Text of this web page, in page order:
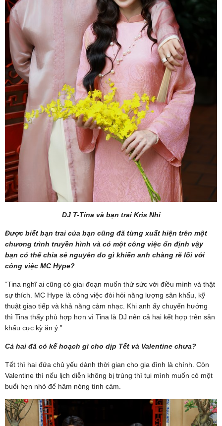
DJ T-Tina và bạn trai Kris Nhi
Được biết bạn trai của bạn cũng đã từng xuất hiện trên một
chương trình truyền hình và có một công việc ổn định vậy
bạn có thể chia sẻ nguyên do gì khiến anh chàng rẽ lối với
công việc MC Hype?
“Tina nghĩ ai cũng có giai đoạn muốn thử sức với điều mình và thật
sự thích. MC Hype là công việc đòi hỏi năng lượng sân khấu, kỹ
thuật giao tiếp và khả năng cảm nhạc. Khi anh ấy chuyển hướng
thì Tina thấy phù hợp hơn vì Tina là DJ nên cả hai kết hợp trên sân
khấu cực kỳ ăn ý.”
Cả hai đã có kế hoạch gì cho dịp Tết và Valentine chưa?
Tết thì hai đứa chủ yếu dành thời gian cho gia đình là chính. Còn
Valentine thì nếu lịch diễn không bị trùng thì tụi mình muốn có một
buổi hẹn nhỏ để hâm nóng tình cảm.